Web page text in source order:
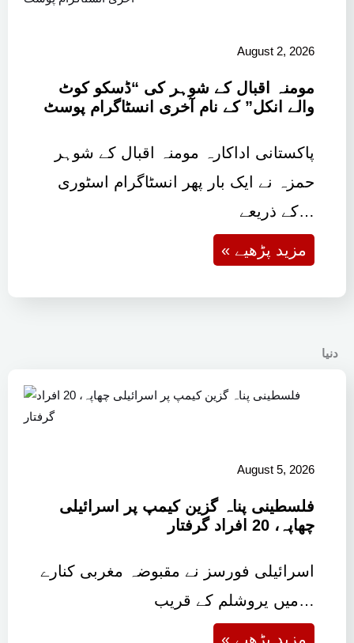
August 2, 2026
مومنہ اقبال کے شوہر کی “ڈسکو کوٹ
والے انکل” کے نام آخری انسٹاگرام پوسٹ
پاکستانی اداکارہ مومنہ اقبال کے شوہر
حمزہ نے ایک بار پھر انسٹاگرام اسٹوری
کے ذریعے…
« مزید پڑھیے
دنیا
August 5, 2026
فلسطینی پناہ گزین کیمپ پر اسرائیلی
چھاپہ، 20 افراد گرفتار
اسرائیلی فورسز نے مقبوضہ مغربی کنارے
میں یروشلم کے قریب…
« مزید پڑھیے